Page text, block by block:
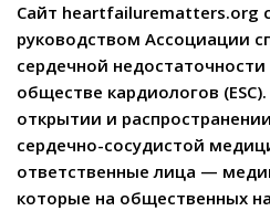
Сайт heartfailurematters.org
руководством Ассоциации
сердечной
обществе кардиологов
открытии и
сердечно-сосудистой
ответственные лица —
которые на общественных